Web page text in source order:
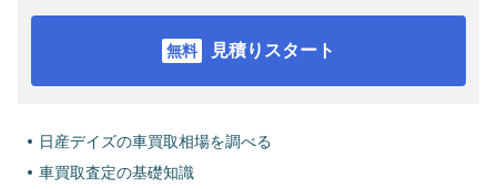
見積りスタート
日産デイズの車買取相場を調べる
車買取査定の基礎知識